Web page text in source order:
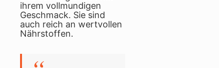
ihrem vollmundigen
Geschmack. Sie sind
auch reich an wertvollen
Nährstoffen.